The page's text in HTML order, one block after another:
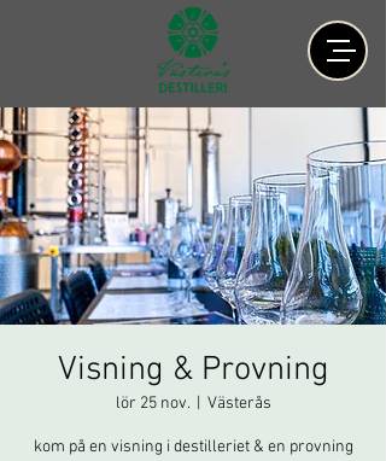
Visning & Provning
lör 25 nov.
  |
Västerås
kom på en visning i destilleriet & en provning